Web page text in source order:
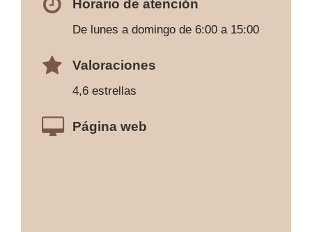
Horario de atención
De lunes a domingo de 6:00 a 15:00
Valoraciones
4,6 estrellas
Página web